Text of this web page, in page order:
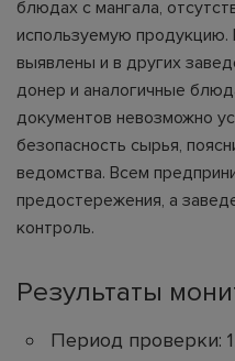
блюдах с мангала,
используемую
выявлены и в других
донер и аналогичные
документов невозможно
безопасность сырья,
ведомства. Всем
предостережения, а
контроль.
Результаты
Период проверки: